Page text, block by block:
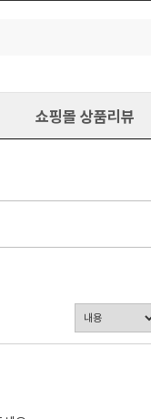
쇼핑몰 상품리뷰